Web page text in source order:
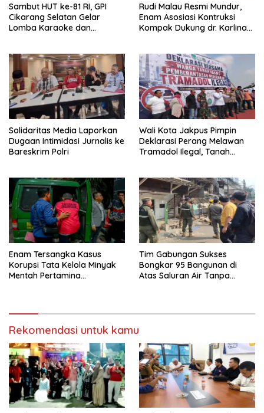
Sambut HUT ke-81 RI, GPI
Cikarang Selatan Gelar
Lomba Karaoke dan
Rudi Malau Resmi Mundur,
Enam Asosiasi Kontruksi
Kompak Dukung dr. Karlina
Solidaritas Media Laporkan
Dugaan Intimidasi Jurnalis ke
Bareskrim Polri
Wali Kota Jakpus Pimpin
Deklarasi Perang Melawan
Tramadol Ilegal, Tanah
Enam Tersangka Kasus
Korupsi Tata Kelola Minyak
Mentah Pertamina
Tim Gabungan Sukses
Bongkar 95 Bangunan di
Atas Saluran Air Tanpa
Rekomendasi untuk kamu